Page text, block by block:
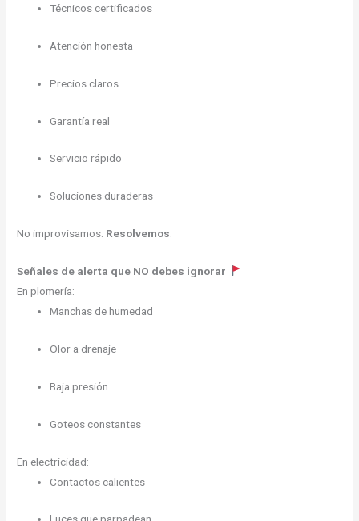
Técnicos certificados
Atención honesta
Precios claros
Garantía real
Servicio rápido
Soluciones duraderas
No improvisamos. Resolvemos
Señales de alerta que NO debes ignorar
En plomería:
Manchas de humedad
Olor a drenaje
Baja presión
Goteos constantes
En electricidad:
Contactos calientes